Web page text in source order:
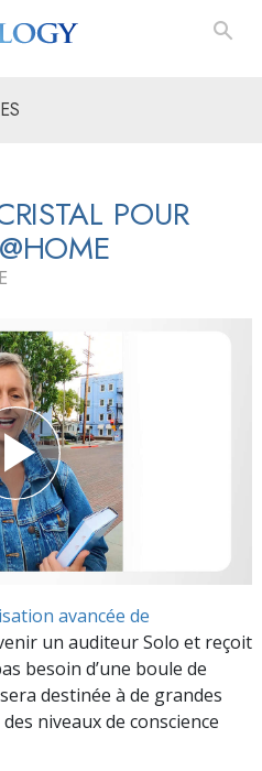
POUR
avancée de
un auditeur Solo et reçoit
besoin d’une boule de
destinée à de grandes
niveaux de conscience